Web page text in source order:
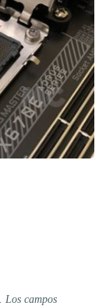
Los campos